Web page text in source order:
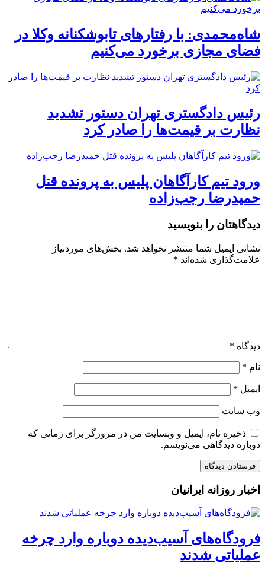
شاه‌محمدی: با رفتارهای تابوشکنانه وکلا در
فضای مجازی برخورد می‌کنیم
رئیس دادگستری تهران دستور تشدید
نظارت بر قیمت‌ها را صادر کرد
ورود تیم کارآگاهان پلیس به پرونده قتل
حمیدرضا رجب‌زاده
دیدگاهتان را بنویسید
نشانی ایمیل شما منتشر نخواهد شد. بخش‌های موردنیاز
علامت‌گذاری شده‌اند *
دیدگاه *
نام *
ایمیل *
وب‌ سایت
ذخیره نام، ایمیل و وبسایت من در مرورگر برای زمانی که
دوباره دیدگاهی می‌نویسم.
اخبار روزانه ایرانیان
فرودگاه‌های آسیب‌دیده دوباره وارد چرخه
عملیاتی شدند